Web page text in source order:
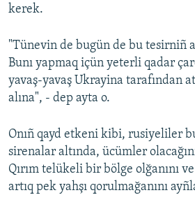
kerek.
"Tünevin de bugün de bu tesirniñ
Bunı yapmaq içün yeterli qadar
yavaş-yavaş Ukrayina tarafından
alına", - dep ayta o.
Onıñ qayd etkeni kibi, rusiyeliler
sirenalar altında, ücümler
Qırım telükeli bir bölge olğanını
artıq pek yahşı qorulmağanını